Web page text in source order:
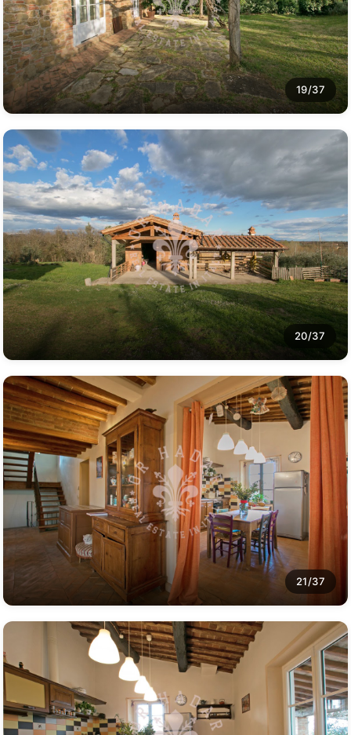
19/37
20/37
21/37